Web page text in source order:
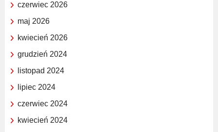
czerwiec 2026
maj 2026
kwiecień 2026
grudzień 2024
listopad 2024
lipiec 2024
czerwiec 2024
kwiecień 2024